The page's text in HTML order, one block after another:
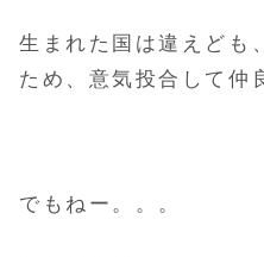
生まれた国は違えども
ため、意気投合して仲
でもねー。。。